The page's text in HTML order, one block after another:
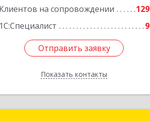
Клиентов на сопровождении
129
1С:Специалист
9
Отправить заявку
Показать контакты
Подробнее
Отправить заявку
Назад